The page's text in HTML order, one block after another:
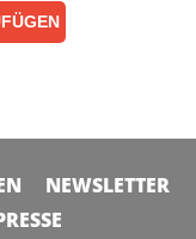
NEWSLETTER